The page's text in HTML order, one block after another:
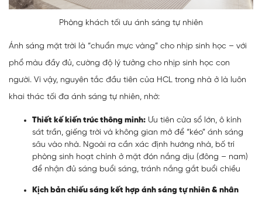
Phòng khách tối ưu ánh sáng tự nhiên
Ánh sáng mặt trời là “chuẩn mực vàng” cho nhịp sinh học – với
phổ màu đầy đủ, cường độ lý tưởng cho nhịp sinh học con
người. Vì vậy, nguyên tắc đầu tiên của HCL trong nhà ở là luôn
khai thác tối đa ánh sáng tự nhiên, nhờ:
Thiết kế kiến trúc thông minh: Ưu tiên cửa sổ lớn, ô kính
sát trần, giếng trời và không gian mở để “kéo” ánh sáng
sâu vào nhà. Ngoài ra cần xác định hướng nhà, bố trí
phòng sinh hoạt chính ở mặt đón nắng dịu (đông – nam)
để nhận đủ sáng buổi sáng, tránh nắng gắt buổi chiều
Kịch bản chiếu sáng kết hợp ánh sáng tự nhiên & nhân